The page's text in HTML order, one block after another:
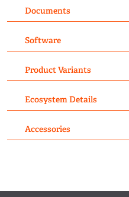
Documents
Software
Product Variants
Ecosystem Details
Accessories